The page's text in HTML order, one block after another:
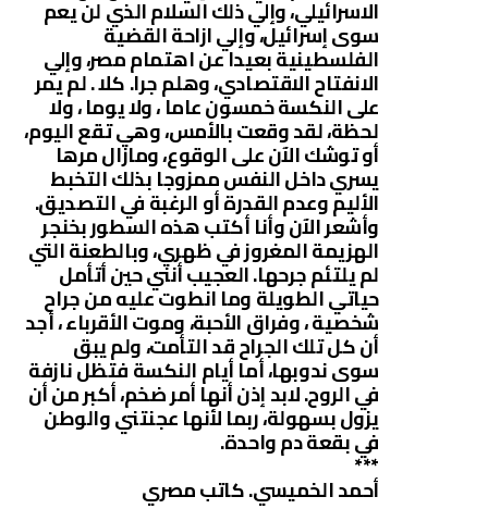
الاسرائيلي، وإلي ذلك السلام الذي لن يعم
سوى إسرائيل، وإلي ازاحة القضية
الفلسطينية بعيدا عن اهتمام مصر، وإلي
الانفتاح الاقتصادي، وهلم جرا. كلا . لم يمر
على النكسة خمسون عاما ، ولا يوما ، ولا
لحظة، لقد وقعت بالأمس، وهي تقع اليوم،
أو توشك الآن على الوقوع، ومازال مرها
يسري داخل النفس ممزوجا بذلك التخبط
الأليم وعدم القدرة أو الرغبة في التصديق.
وأشعر الآن وأنا أكتب هذه السطور بخنجر
الهزيمة المغروز في ظهري، وبالطعنة التي
لم يلتئم جرحها. العجيب أنني حين أتأمل
حياتي الطويلة وما انطوت عليه من جراح
شخصية ، وفراق الأحبة، وموت الأقرباء ، أجد
أن كل تلك الجراح قد التأمت، ولم يبق
سوى ندوبها، أما أيام النكسة فتظل نازفة
في الروح. لابد إذن أنها أمر ضخم، أكبر من أن
يزول بسهولة، ربما لأنها عجنتني والوطن
في بقعة دم واحدة.
***
أحمد الخميسي. كاتب مصري